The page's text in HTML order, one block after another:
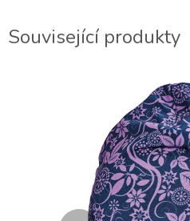
Související produkty